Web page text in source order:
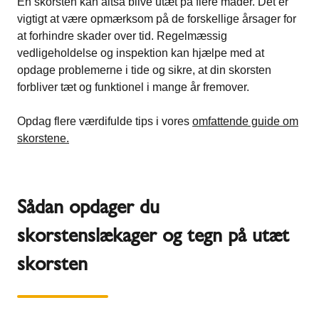
vigtigt at være opmærksom på de forskellige årsager for
at forhindre skader over tid. Regelmæssig
vedligeholdelse og inspektion kan hjælpe med at
opdage problemerne i tide og sikre, at din skorsten
forbliver tæt og funktionel i mange år fremover.
Opdag flere værdifulde tips i vores omfattende guide om
skorstene.
Sådan opdager du
skorstenslækager og tegn på utæt
skorsten